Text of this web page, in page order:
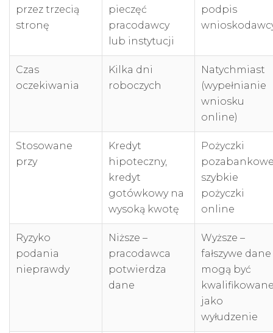
przez trzecią
stronę
pieczęć
pracodawcy
lub instytucji
podpis
Czas
oczekiwania
Kilka dni
roboczych
Natychmiast
(wypełnianie
wniosku
online)
Stosowane
przy
Kredyt
hipoteczny,
kredyt
gotówkowy na
wysoką kwotę
Pożyczki
szybkie
pożyczki
online
Ryzyko
podania
nieprawdy
Niższe –
pracodawca
potwierdza
dane
Wyższe –
fałszywe dane
mogą być
jako
wyłudzenie